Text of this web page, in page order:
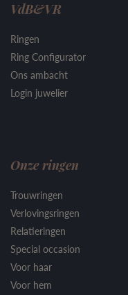
VdB&VR
Ringen
Ring Configurator
Ons ambacht
Login juwelier
Onze ringen
Trouwringen
Verlovingsringen
Relatieringen
Special occasion
Voor haar
Voor hem